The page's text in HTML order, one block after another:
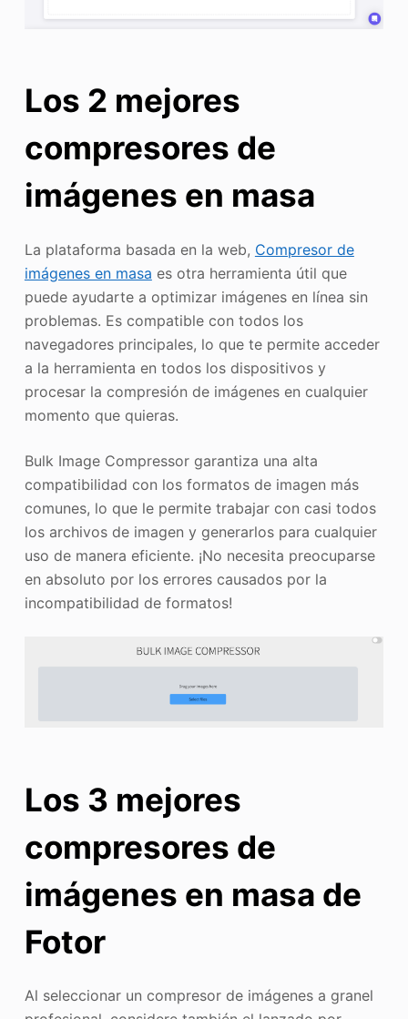
Los 2 mejores
compresores de
imágenes en masa
La plataforma basada en la web, Compresor de
imágenes en masa es otra herramienta útil que
puede ayudarte a optimizar imágenes en línea sin
problemas. Es compatible con todos los
navegadores principales, lo que te permite acceder
a la herramienta en todos los dispositivos y
procesar la compresión de imágenes en cualquier
momento que quieras.
Bulk Image Compressor garantiza una alta
compatibilidad con los formatos de imagen más
comunes, lo que le permite trabajar con casi todos
los archivos de imagen y generarlos para cualquier
uso de manera eficiente. ¡No necesita preocuparse
en absoluto por los errores causados por la
incompatibilidad de formatos!
Los 3 mejores
compresores de
imágenes en masa de
Fotor
Al seleccionar un compresor de imágenes a granel